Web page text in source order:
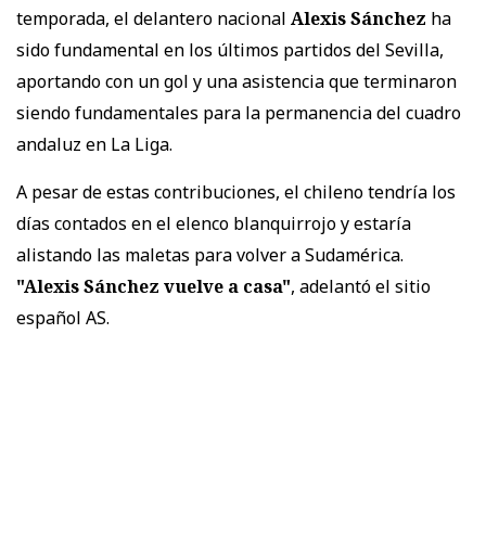
temporada, el delantero nacional Alexis Sánchez ha
sido fundamental en los últimos partidos del Sevilla,
aportando con un gol y una asistencia que terminaron
siendo fundamentales para la permanencia del cuadro
andaluz en La Liga.
A pesar de estas contribuciones, el chileno tendría los
días contados en el elenco blanquirrojo y estaría
alistando las maletas para volver a Sudamérica.
"Alexis Sánchez vuelve a casa", adelantó el sitio
español AS.